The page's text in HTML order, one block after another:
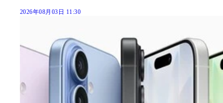
2026年08月03日 11:30